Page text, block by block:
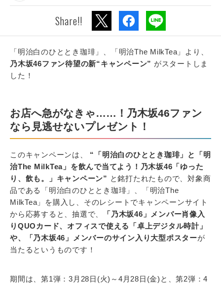
Share!!
「明治白のひととき珈琲」、「明治The MilkTea」より、
乃木坂46ファン待望の新“キャンペーン” がスタートしま
した！
お店へ急がなきゃ……！乃木坂46ファン
なら見逃せないプレゼント！
このキャンペーンは、
“「明治白のひととき珈琲」と「明
治The MilkTea」を飲んで当てよう！乃木坂46「ゆった
り、飲も。」キャンペーン” と銘打たれたもので、対象商
品である「明治白のひととき珈琲」、「明治The
MilkTea」を購入し、そのレシートでキャンペーンサイト
から応募すると、抽選で、
「乃木坂46」メンバー肖像入
りQUOカード、オフィスで使える「卓上デジタル時計」
や、「乃木坂46」メンバーのサイン入り大型ポスターが
当たるというものです！
期間は、第1弾：3月28日(火)～4月28日(金)と、第2弾：4